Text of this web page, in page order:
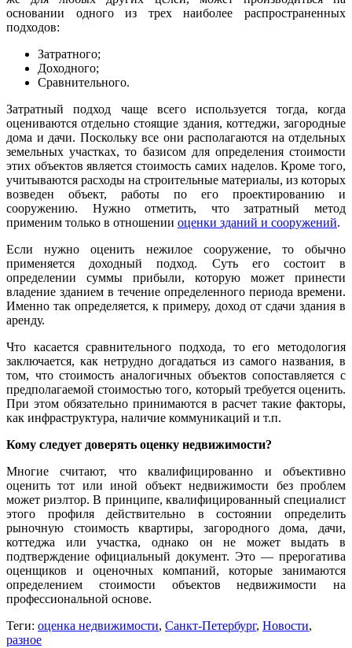
основании одного из трех наиболее распространенных
подходов:
Затратного;
Доходного;
Сравнительного.
Затратный подход чаще всего используется тогда, когда
оцениваются отдельно стоящие здания, коттеджи, загородные
дома и дачи. Поскольку все они располагаются на отдельных
земельных участках, то базисом для определения стоимости
этих объектов является стоимость самих наделов. Кроме того,
учитываются расходы на строительные материалы, из которых
возведен объект, работы по его проектированию и
сооружению. Нужно отметить, что затратный метод
применим только в отношении оценки зданий и сооружений.
Если нужно оценить нежилое сооружение, то обычно
применяется доходный подход. Суть его состоит в
определении суммы прибыли, которую может принести
владение зданием в течение определенного периода времени.
Именно так определяется, к примеру, доход от сдачи здания в
аренду.
Что касается сравнительного подхода, то его методология
заключается, как нетрудно догадаться из самого названия, в
том, что стоимость аналогичных объектов сопоставляется с
предполагаемой стоимостью того, который требуется оценить.
При этом обязательно принимаются в расчет такие факторы,
как инфраструктура, наличие коммуникаций и т.п.
Кому следует доверять оценку недвижимости?
Многие считают, что квалифицированно и объективно
оценить тот или иной объект недвижимости без проблем
может риэлтор. В принципе, квалифицированный специалист
этого профиля действительно в состоянии определить
рыночную стоимость квартиры, загородного дома, дачи,
коттеджа или участка, однако он не может выдать в
подтверждение официальный документ. Это — прерогатива
оценщиков и оценочных компаний, которые занимаются
определением стоимости объектов недвижимости на
профессиональной основе.
Теги: оценка недвижимости, Санкт-Петербург, Новости,
разное